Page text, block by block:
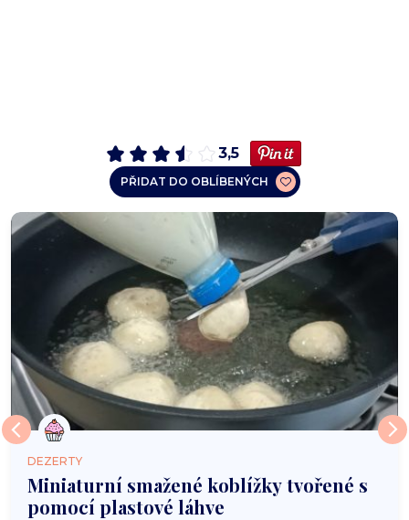
3,5
PŘIDAT DO OBLÍBENÝCH
DEZERTY
Miniaturní smažené koblížky tvořené s
pomocí plastové láhve